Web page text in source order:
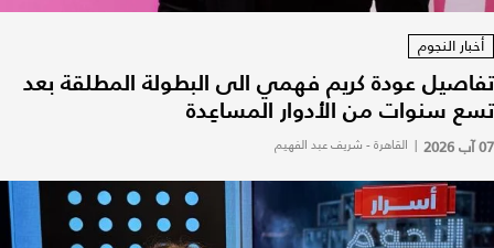
أخبار النجوم
تفاصيل عودة كريم فهمي الى البطولة المطلقة بعد
تسع سنوات من الأدوار المساعِدة
07 آب 2026 | القاهرة - شريف عبد الفهيم